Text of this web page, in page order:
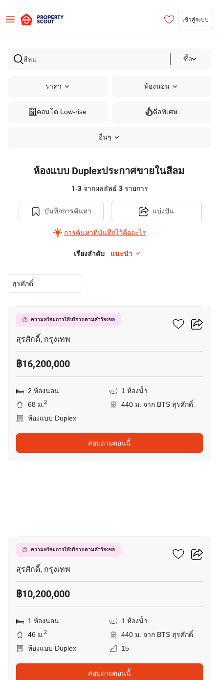
เข้าสู่ระบบ
ซื้อ
ราคา ห้องนอน
คอนโด Low-rise ดีลพิเศษ
อื่นๆ
ห้องแบบ Duplexประกาศขายในสีลม
1-3จากผลลัพธ์ 3รายการ
บันทึกการค้นหา
การค้นหาที่บันทึกไว้คืออะไร
แบ่งปัน
เรียงลำดับ แนะนำ
สุรศักดิ์
ความพร้อมการให้บริการ ตามคำร้องขอ
เดอะ ลอฟท์ สีลม
สุรศักดิ์, กรุงเทพ
฿16,200,000
2 ห้องนอน
1 ห้องน้ำ
68 ม.2
440 ม. จาก BTS สุรศักดิ์
ห้องแบบ Duplex
สอบถามตอนนี้
ความพร้อมการให้บริการ ตามคำร้องขอ
เดอะ ลอฟท์ สีลม
สุรศักดิ์, กรุงเทพ
฿10,200,000
1 ห้องนอน
1 ห้องน้ำ
46 ม.2
440 ม. จาก BTS สุรศักดิ์
ห้องแบบ Duplex
15
สอบถามตอนนี้